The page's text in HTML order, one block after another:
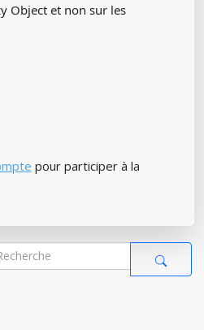
Object et non sur les
pour participer à la